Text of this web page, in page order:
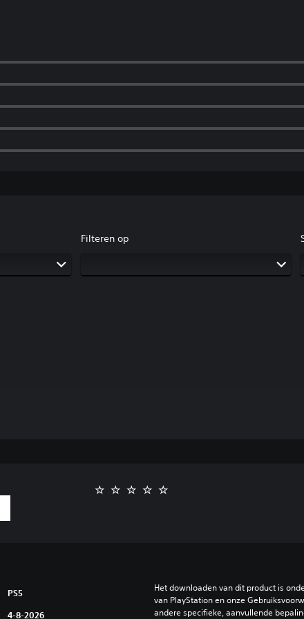
Filteren op
PS5
4-8-2026
Het downloaden van dit product is
van PlayStation en onze
andere specifieke, aanvullende